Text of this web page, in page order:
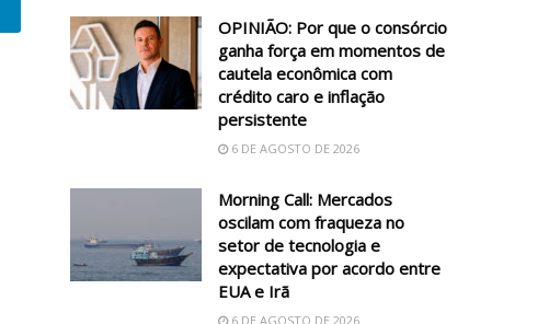
OPINIÃO: Por que o consórcio
ganha força em momentos de
cautela econômica com
crédito caro e inflação
persistente
6 DE AGOSTO DE 2026
Morning Call: Mercados
oscilam com fraqueza no
setor de tecnologia e
expectativa por acordo entre
EUA e Irã
6 DE AGOSTO DE 2026